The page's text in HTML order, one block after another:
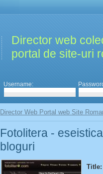
Director web
portal de site-uri
Username:
Director Web Portal web Site
Fotolitera -
bloguri
Title: